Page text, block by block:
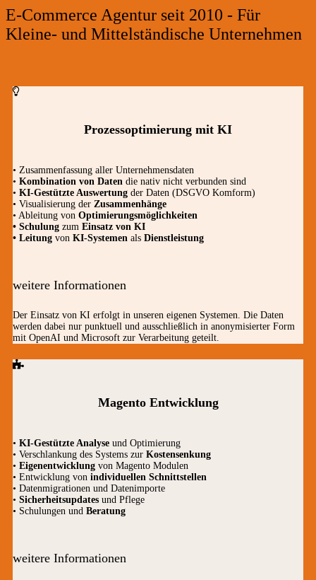
E-Commerce Agentur seit 2010 - Für
Kleine- und Mittelständische Unternehmen
Prozessoptimierung mit KI
• Zusammenfassung aller Unternehmensdaten
• Kombination von Daten die nativ nicht verbunden sind
• KI-Gestützte Auswertung der Daten (DSGVO Komform)
• Visualisierung der Zusammenhänge
• Ableitung von Optimierungsmöglichkeiten
• Schulung zum Einsatz von KI
• Leitung von KI-Systemen als Dienstleistung
weitere Informationen
Der Einsatz von KI erfolgt in unseren eigenen Systemen. Die Daten
werden dabei nur punktuell und ausschließlich in anonymisierter Form
mit OpenAI und Microsoft zur Verarbeitung geteilt.
Magento Entwicklung
• KI-Gestützte Analyse und Optimierung
• Verschlankung des Systems zur Kostensenkung
• Eigenentwicklung von Magento Modulen
• Entwicklung von individuellen Schnittstellen
• Datenmigrationen und Datenimporte
• Sicherheitsupdates und Pflege
• Schulungen und Beratung
weitere Informationen